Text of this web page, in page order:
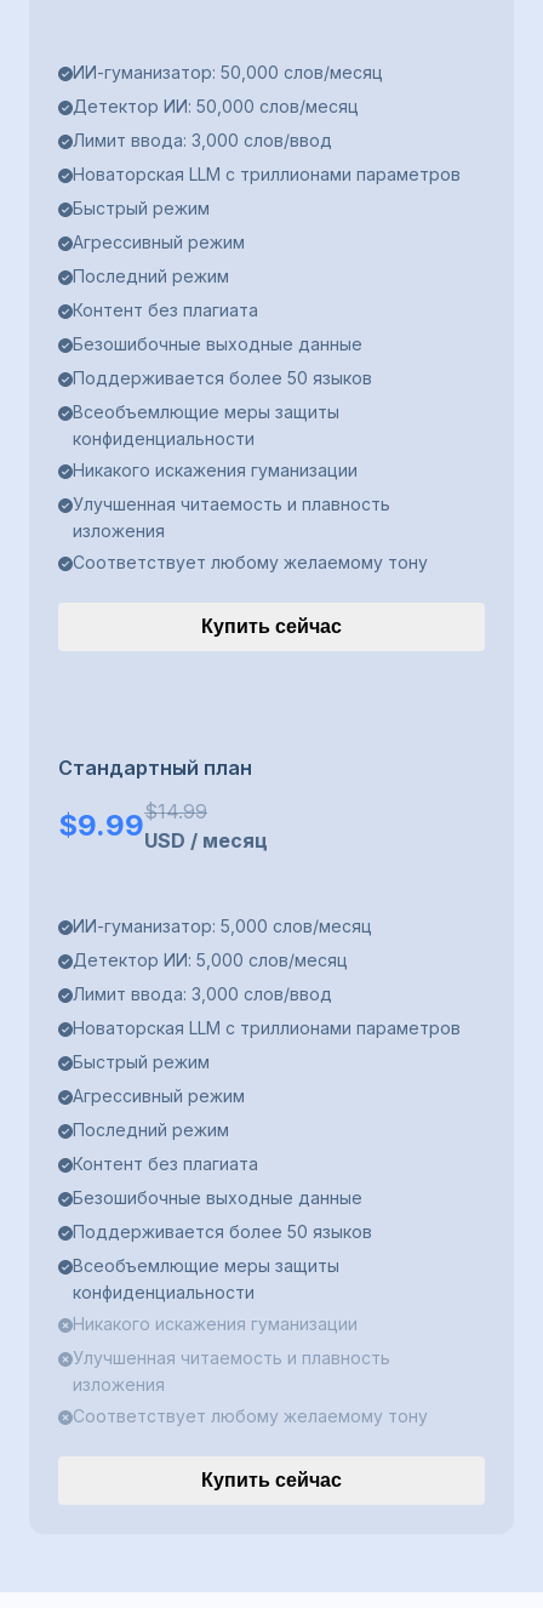
Стандартный план
$9.99$14.99
USD / месяц
ИИ-гуманизатор: 5,000 слов/месяц
Детектор ИИ: 5,000 слов/месяц
Лимит ввода: 3,000 слов/ввод
Новаторская LLM с триллионами параметров
Быстрый режим
Агрессивный режим
Последний режим
Контент без плагиата
Безошибочные выходные данные
Поддерживается более 50 языков
Всеобъемлющие меры защиты
конфиденциальности
Никакого искажения гуманизации
Улучшенная читаемость и плавность
изложения
Соответствует любому желаемому тону
Купить сейчас
ИИ-гуманизатор: 50,000 слов/месяц
Детектор ИИ: 50,000 слов/месяц
Лимит ввода: 3,000 слов/ввод
Новаторская LLM с триллионами параметров
Быстрый режим
Агрессивный режим
Последний режим
Контент без плагиата
Безошибочные выходные данные
Поддерживается более 50 языков
Всеобъемлющие меры защиты
конфиденциальности
Никакого искажения гуманизации
Улучшенная читаемость и плавность
изложения
Соответствует любому желаемому тону
Купить сейчас